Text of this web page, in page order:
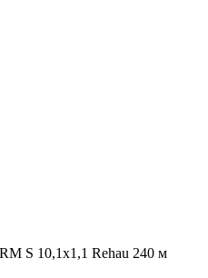
S 10,1х1,1 Rehau 240 м